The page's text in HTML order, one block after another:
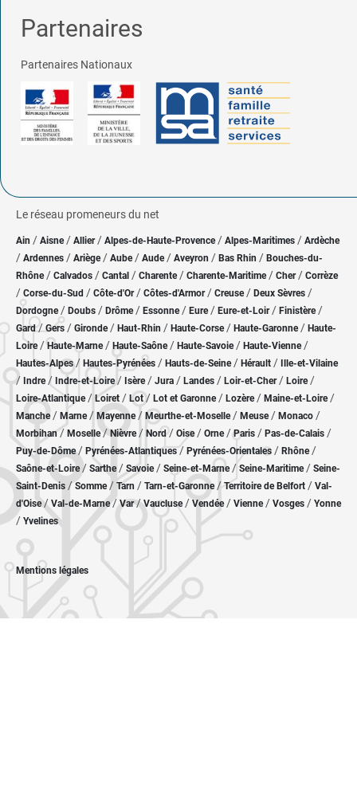
Partenaires
Partenaires Nationaux
Le réseau promeneurs du net
Ain / Aisne/ Allier/ Alpes-de-Haute-Provence / Alpes-Maritimes / Ardèche
/ Ardennes / Ariège/ Aube/ Aude / Aveyron / Bas Rhin / Bouches-du-
Rhône/ Calvados / Cantal / Charente / Charente-Maritime/ Cher / Corrèze
/ Corse-du-Sud / Côte-d'Or / Côtes-d'Armor/ Creuse/ Deux Sèvres /
Dordogne/ Doubs / Drôme/ Essonne / Eure/ Eure-et-Loir / Finistère/
Gard/Gers / Gironde/ Haut-Rhin / Haute-Corse/ Haute-Garonne/ Haute-
Loire/Haute-Marne/ Haute-Saône/ Haute-Savoie/ Haute-Vienne/
Hautes-Alpes/ Hautes-Pyrénées / Hauts-de-Seine/ Hérault / Ille-et-Vilaine
/ Indre/ Indre-et-Loire/ Isère/ Jura / Landes / Loir-et-Cher/ Loire/
Loire-Atlantique/ Loiret / Lot/ Lot et Garonne/ Lozère / Maine-et-Loire/
Manche/ Marne/ Mayenne/ Meurthe-et-Moselle/ Meuse/ Monaco /
Morbihan/ Moselle/ Nièvre / Nord/ Oise / Orne/Paris / Pas-de-Calais /
Puy-de-Dôme/ Pyrénées-Atlantiques / Pyrénées-Orientales / Rhône/
Saône-et-Loire/ Sarthe/ Savoie/ Seine-et-Marne/ Seine-Maritime/ Seine-
Saint-Denis /Somme/ Tarn / Tarn-et-Garonne/Territoire de Belfort / Val-
d'Oise/ Val-de-Marne/Var/Vaucluse/ Vendée/ Vienne/ Vosges / Yonne
/ Yvelines
Mentions légales